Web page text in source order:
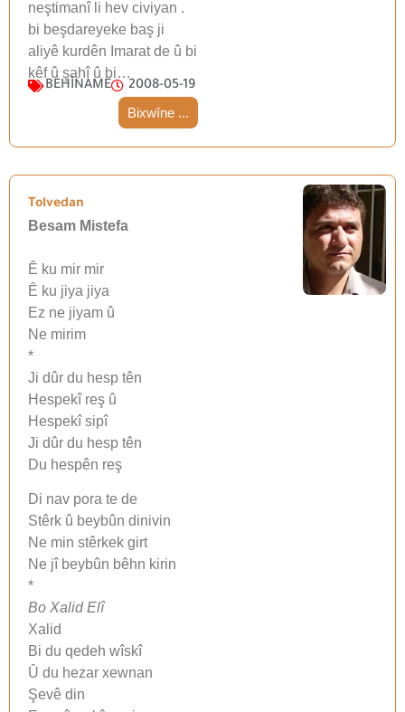
neştimanî li hev civiyan .
bi beşdareyeke baş ji
aliyê kurdên Imarat de û bi
kêf û şahî û bi…
BEHÎNAME 2008-05-19
Bixwîne ...
Tolvedan
Besam Mistefa
Ê ku mir mir
Ê ku jiya jiya
Ez ne jiyam û
Ne mirim
*
Ji dûr du hesp tên
Hespekî reş û
Hespekî sipî
Ji dûr du hesp tên
Du hespên reş
Di nav pora te de
Stêrk û beybûn dinivin
Ne min stêrkek girt
Ne jî beybûn bêhn kirin
*
Bo Xalid Elî
Xalid
Bi du qedeh wîskî
Û du hezar xewnan
Şevê din